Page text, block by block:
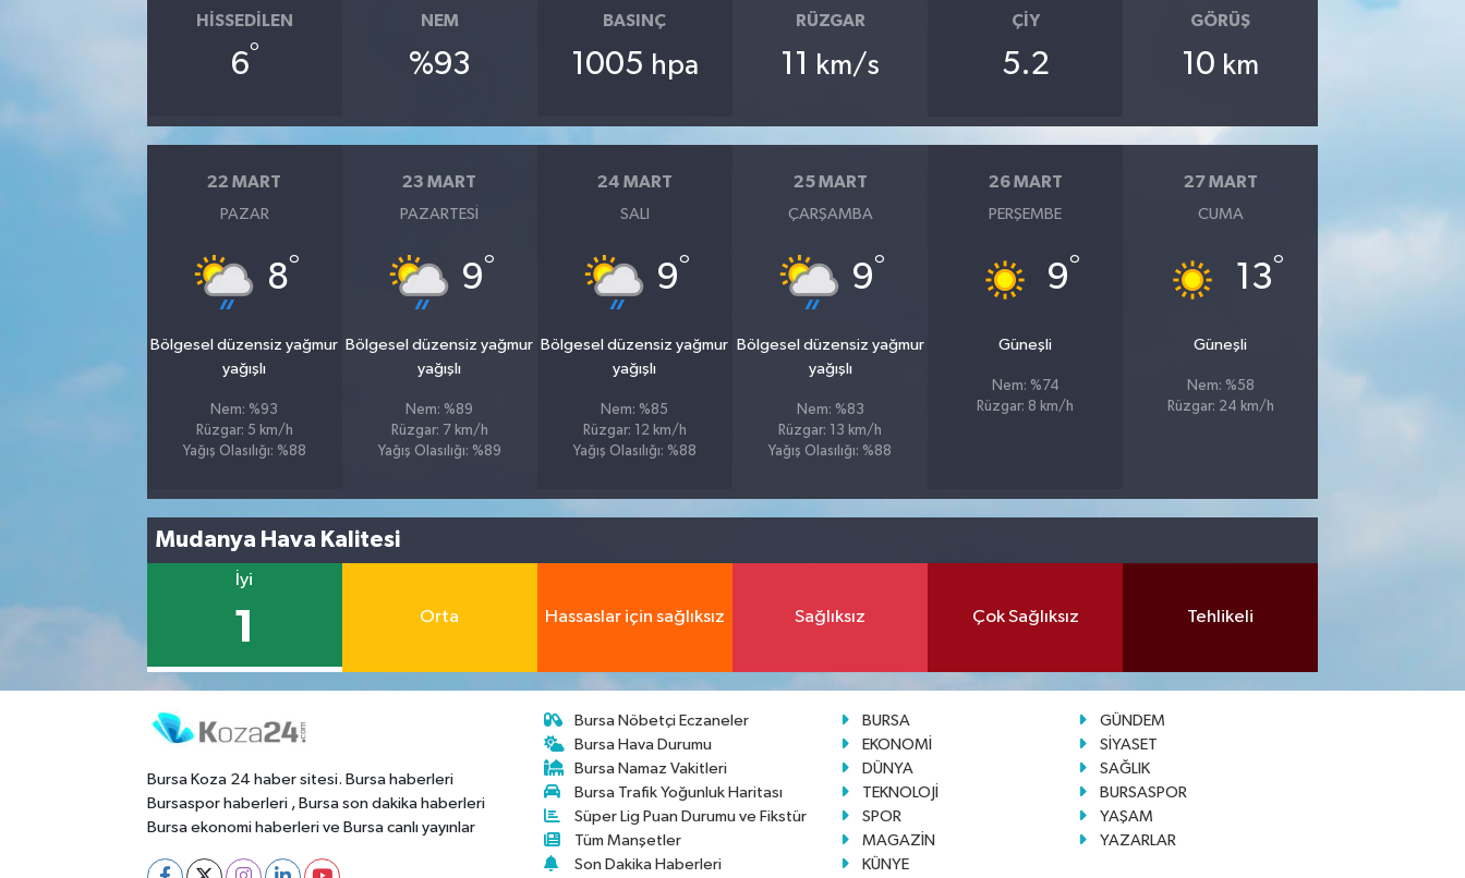
HISSEDILEN
6°
NEM
%93
BASINÇ
1005 hpa
RÜZGAR
11 km/s
ÇIY
5.2
GÖRÜŞ
10 km
22 MART
PAZAR
8°
Bölgesel düzensiz yağmur
yağışlı
Nem: %93
Rüzgar: 5 km/h
Yağış Olasılığı: %88
23 MART
PAZARTESI
9°
Bölgesel düzensiz yağmur
yağışlı
Nem: %89
Rüzgar: 7 km/h
Yağış Olasılığı: %89
24 MART
SALI
9°
Bölgesel düzensiz yağmur
yağışlı
Nem: %85
Rüzgar: 12 km/h
Yağış Olasılığı: %88
25 MART
ÇARŞAMBA
9°
Bölgesel düzensiz yağmur
yağışlı
Nem: %83
Rüzgar: 13 km/h
Yağış Olasılığı: %88
26 MART
PERŞEMBE
9°
Güneşli
Nem: %74
Rüzgar: 8 km/h
27 MART
CUMA
13°
Güneşli
Nem: %58
Rüzgar: 24 km/h
Mudanya Hava Kalitesi
İyi
1 Orta Hassaslar için sağlıksız Sağlıksız Çok Sağlıksız Tehlikeli
Bursa Koza 24 haber sitesi. Bursa haberleri
Bursaspor haberleri , Bursa son dakika haberleri
Bursa ekonomi haberleri ve Bursa canlı yayınlar
Bursa Nöbetçi Eczaneler
Bursa Hava Durumu
Bursa Namaz Vakitleri
Bursa Trafik Yoğunluk Haritası
Süper Lig Puan Durumu ve Fikstür
Tüm Manşetler
Son Dakika Haberleri
BURSA
GÜNDEM
EKONOMİ
SİYASET
DÜNYA
SAĞLIK
TEKNOLOJİ
BURSASPOR
SPOR
YAŞAM
MAGAZİN
YAZARLAR
KÜNYE